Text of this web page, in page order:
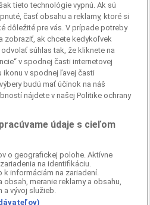
odmieta, že
za 30 miliónov
Remišová
je
tieto technológie vypnú. Ak sú
časť obsahu a reklamy, ktoré si
dôležité pre vás. V prípade potreby
zobraziť, ak chcete kedykoľvek
súhlas tak, že kliknete na
v spodnej časti internetovej
ikonu v spodnej ľavej časti
budú mať účinok na náš
nájdete v našej Politike ochrany
údaje s cieľom
o geografickej polohe. Aktívne
na identifikáciu.
k informáciám na zariadení.
obsah, meranie reklamy a obsahu,
a vývoj služieb.